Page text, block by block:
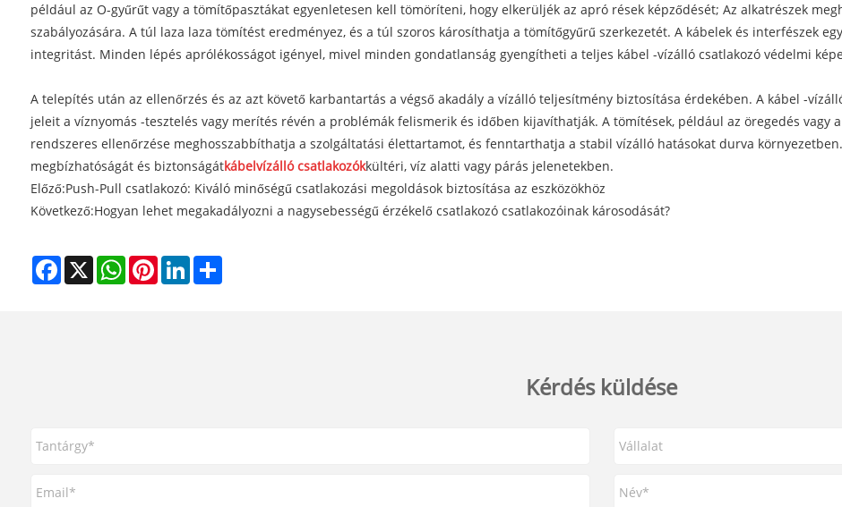
például az O-gyűrűt vagy a tömítőpasztákat egyenletesen kell tömöríteni, hogy elkerüljék az apró rések képződését; Az alkatrészek
szabályozására. A túl laza laza tömítést eredményez, és a túl szoros károsíthatja a tömítőgyűrű szerkezetét. A kábelek és interfészek
integritást. Minden lépés aprólékosságot igényel, mivel minden gondatlanság gyengítheti a teljes kábel -vízálló csatlakozó védelmi
A telepítés után az ellenőrzés és az azt követő karbantartás a végső akadály a vízálló teljesítmény biztosítása érdekében. A kábel -
jeleit a víznyomás -tesztelés vagy merítés révén a problémák felismerik és időben kijavíthatják. A tömítések, például az öregedés vagy
rendszeres ellenőrzése meghosszabbíthatja a szolgáltatási élettartamot, és fenntarthatja a stabil vízálló hatásokat durva
megbízhatóságát és biztonságátkábelvízálló csatlakozókkültéri, víz alatti vagy párás jelenetekben.
Előző:Push-Pull csatlakozó: Kiváló minőségű csatlakozási megoldások biztosítása az eszközökhöz
Következő:Hogyan lehet megakadályozni a nagysebességű érzékelő csatlakozó csatlakozóinak károsodását?
Facebook
X WhatsAppPinterestLinkedInShare
Kérdés küldése